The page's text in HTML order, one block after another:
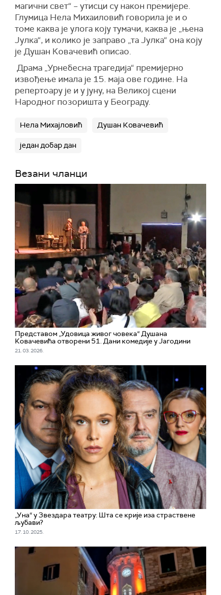
магични свет“ – утисци су након премијере.
Глумица Нела Михаиловић говорила је и о
томе каква је улога коју тумачи, каква је „њена
Јулка“, и колико је заправо „та Јулка“ она коју
је Душан Ковачевић описао.
Драма „Урнебесна трагедија“ премијерно
извођење имала је 15. маја ове године. На
репертоару је и у јуну, на Великој сцени
Народног позоришта у Београду.
Нела Михајловић Душан Ковачевић
један добар дан
Везани чланци
Представом „Удовица живог човека“ Душана
Ковачевића отворени 51. Дани комедије у Јагодини
21. 03. 2026.
„Уна“ у Звездара театру: Шта се крије иза страствене
љубави?
17. 10. 2025.